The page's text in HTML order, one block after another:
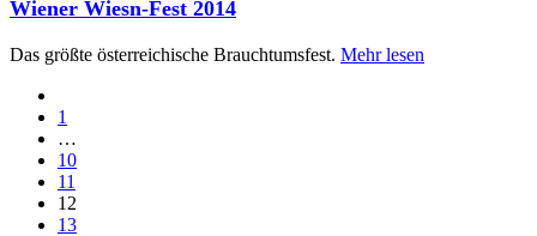
Wiener Wiesn-Fest 2014
Das größte österreichische Brauchtumsfest. Mehr lesen
1
…
10
11
12
13